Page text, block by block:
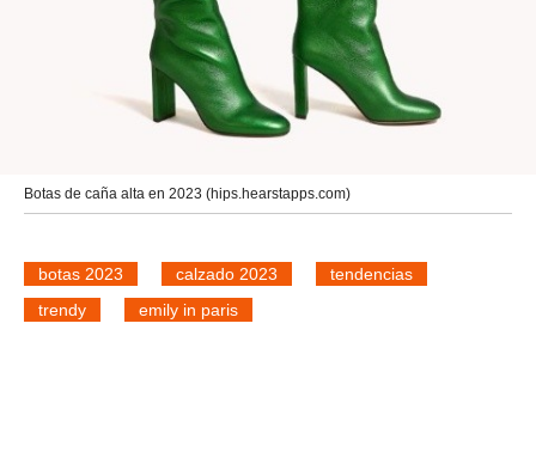
Botas de caña alta en 2023 (hips.hearstapps.com)
botas 2023 calzado 2023
tendencias
trendy
emily in paris